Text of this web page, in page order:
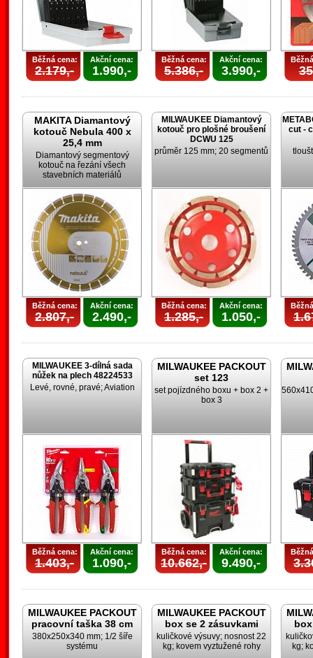
Běžná cena:
2.179,-
Akční cena:
1.990,-
Běžná cena:
5.386,-
Akční cena:
3.990,-
MAKITA Diamantový
kotouč Nebula 400 x
25,4 mm
Diamantový segmentový
kotouč na řezání všech
stavebních materiálů
Běžná cena:
2.807,-
Akční cena:
2.490,-
MILWAUKEE Diamantový
kotouč pro plošné broušení
DCWU 125
průměr 125 mm; 20 segmentů
Běžná cena:
1.285,-
Akční cena:
1.050,-
cut -
MILWAUKEE 3-dílná sada
nůžek na plech 48224533
Levé, rovné, pravé; Aviation
Běžná cena:
1.403,-
Akční cena:
1.090,-
MILWAUKEE PACKOUT
set 123
set pojízdného boxu + box 2 +
box 3
Běžná cena:
10.662,-
Akční cena:
9.490,-
MILWAUKEE PACKOUT
pracovní taška 38 cm
380x250x340 mm; 1/2 šíře
systému
MILWAUKEE PACKOUT
box se 2 zásuvkami
kuličkové výsuvy; nosnost 22
kg; kovem vyztužené rohy
kg;